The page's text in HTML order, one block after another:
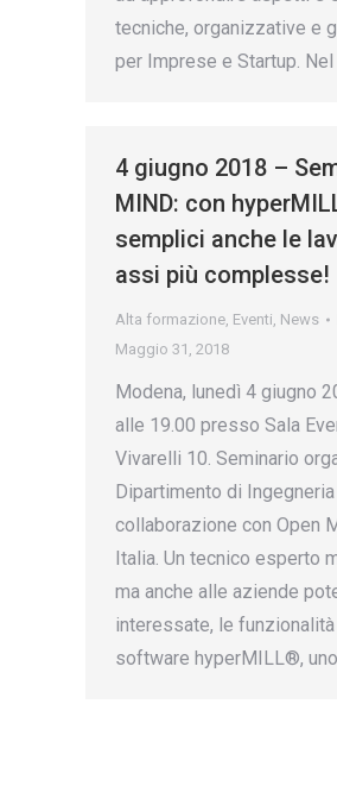
tecniche, organizzative e
per Imprese e Startup.
4 giugno 2018 –
MIND: con
semplici anche le
assi più complesse!
Alta formazione, Eventi, News
Maggio 31, 2018
Modena, lunedì 4 giugno
alle 19.00 presso Sala
Vivarelli 10. Seminario
Dipartimento di Ingegneria
collaborazione con Open
Italia. Un tecnico esperto
ma anche alle aziende
interessate, le
software hyperMILL®,